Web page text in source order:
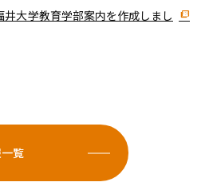
井大学教育学部案内を作成しまし
覧